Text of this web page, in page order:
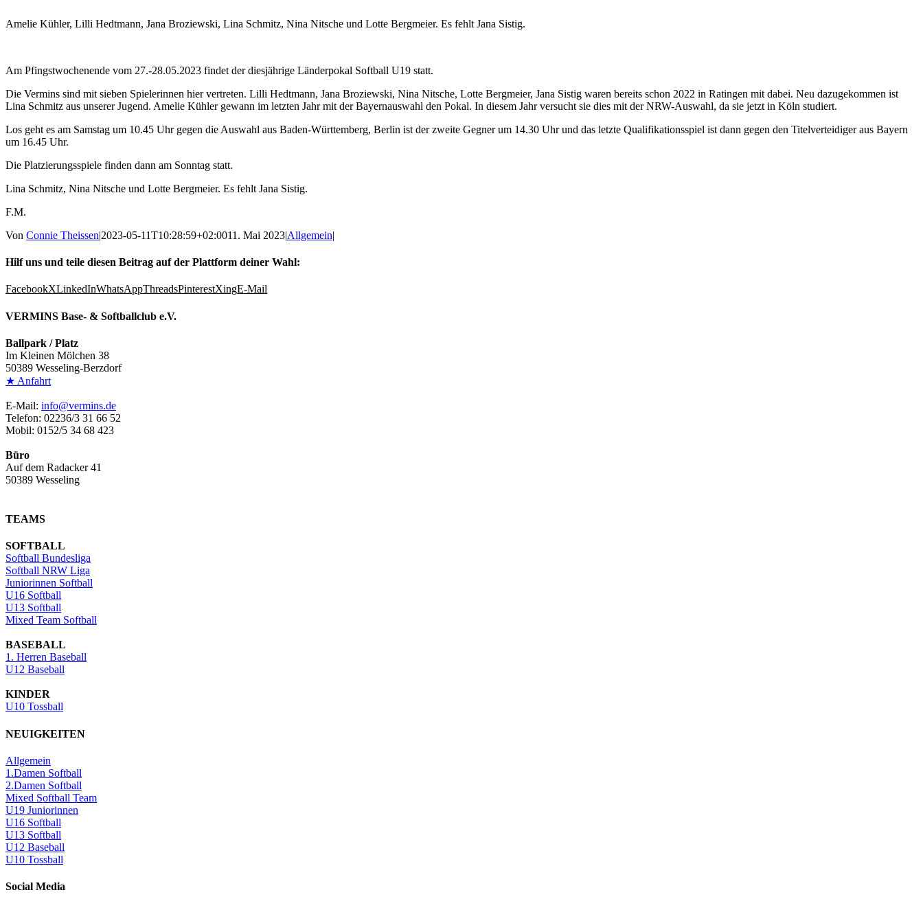
Amelie Kühler, Lilli Hedtmann, Jana Broziewski, Lina Schmitz, Nina Nitsche und Lotte Bergmeier. Es fehlt Jana Sistig.
Am Pfingstwochenende vom 27.-28.05.2023 findet der diesjährige Länderpokal Softball U19 statt.
Die Vermins sind mit sieben Spielerinnen hier vertreten. Lilli Hedtmann, Jana Broziewski, Nina Nitsche, Lotte Bergmeier, Jana Sistig waren bereits schon 2022 in Ratingen mit dabei. Neu dazugekommen ist
Lina Schmitz aus unserer Jugend. Amelie Kühler gewann im letzten Jahr mit der Bayernauswahl den Pokal. In diesem Jahr versucht sie dies mit der NRW-Auswahl, da sie jetzt in Köln studiert.
Los geht es am Samstag um 10.45 Uhr gegen die Auswahl aus Baden-Württemberg, Berlin ist der zweite Gegner um 14.30 Uhr und das letzte Qualifikationsspiel ist dann gegen den Titelverteidiger aus Bayern
um 16.45 Uhr.
Die Platzierungsspiele finden dann am Sonntag statt.
Lina Schmitz, Nina Nitsche und Lotte Bergmeier. Es fehlt Jana Sistig.
F.M.
Von Connie Theissen|2023-05-11T10:28:59+02:0011. Mai 2023|Allgemein|
Hilf uns und teile diesen Beitrag auf der Plattform deiner Wahl:
FacebookXLinkedInWhatsAppThreadsPinterestXingE-Mail
VERMINS Base- & Softballclub e.V.
Ballpark / Platz
Im Kleinen Mölchen 38
50389 Wesseling-Berzdorf
★ Anfahrt
E-Mail: info@vermins.de
Telefon: 02236/3 31 66 52
Mobil: 0152/5 34 68 423
Büro
Auf dem Radacker 41
50389 Wesseling
TEAMS
SOFTBALL
Softball Bundesliga
Softball NRW Liga
Juniorinnen Softball
U16 Softball
U13 Softball
Mixed Team Softball
BASEBALL
1. Herren Baseball
U12 Baseball
KINDER
U10 Tossball
NEUIGKEITEN
Allgemein
1.Damen Softball
2.Damen Softball
Mixed Softball Team
U19 Juniorinnen
U16 Softball
U13 Softball
U12 Baseball
U10 Tossball
Social Media